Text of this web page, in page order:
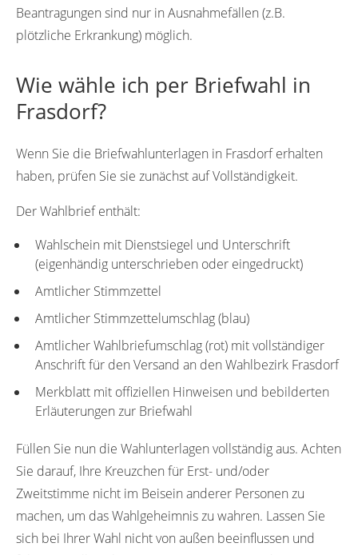
Beantragungen sind nur in Ausnahmefällen (z.B.
plötzliche Erkrankung) möglich.
Wie wähle ich per Briefwahl in
Frasdorf?
Wenn Sie die Briefwahlunterlagen in Frasdorf erhalten
haben, prüfen Sie sie zunächst auf Vollständigkeit.
Der Wahlbrief enthält:
Wahlschein mit Dienstsiegel und Unterschrift
(eigenhändig unterschrieben oder eingedruckt)
Amtlicher Stimmzettel
Amtlicher Stimmzettelumschlag (blau)
Amtlicher Wahlbriefumschlag (rot) mit vollständiger
Anschrift für den Versand an den Wahlbezirk Frasdorf
Merkblatt mit offiziellen Hinweisen und bebilderten
Erläuterungen zur Briefwahl
Füllen Sie nun die Wahlunterlagen vollständig aus. Achten
Sie darauf, Ihre Kreuzchen für Erst- und/oder
Zweitstimme nicht im Beisein anderer Personen zu
machen, um das Wahlgeheimnis zu wahren. Lassen Sie
sich bei Ihrer Wahl nicht von außen beeinflussen und